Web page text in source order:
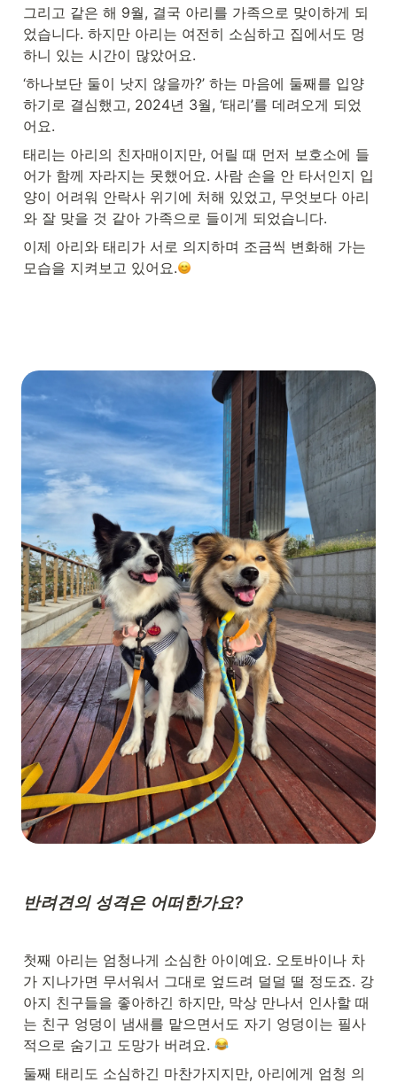
그리고 같은 해 9월, 결국 아리를 가족으로 맞이하게 되
었습니다. 하지만 아리는 여전히 소심하고 집에서도 멍
하니 있는 시간이 많았어요.
‘하나보단 둘이 낫지 않을까?’ 하는 마음에 둘째를 입양
하기로 결심했고, 2024년 3월, ‘태리’를 데려오게 되었
어요.
태리는 아리의 친자매이지만, 어릴 때 먼저 보호소에 들
어가 함께 자라지는 못했어요. 사람 손을 안 타서인지 입
양이 어려워 안락사 위기에 처해 있었고, 무엇보다 아리
와 잘 맞을 것 같아 가족으로 들이게 되었습니다.
이제 아리와 태리가 서로 의지하며 조금씩 변화해 가는
모습을 지켜보고 있어요.
반려견의 성격은 어떠한가요?
첫째 아리는 엄청나게 소심한 아이예요. 오토바이나 차
가 지나가면 무서워서 그대로 엎드려 덜덜 떨 정도죠. 강
아지 친구들을 좋아하긴 하지만, 막상 만나서 인사할 때
는 친구 엉덩이 냄새를 맡으면서도 자기 엉덩이는 필사
적으로 숨기고 도망가 버려요.
둘째 태리도 소심하긴 마찬가지지만, 아리에게 엄청 의